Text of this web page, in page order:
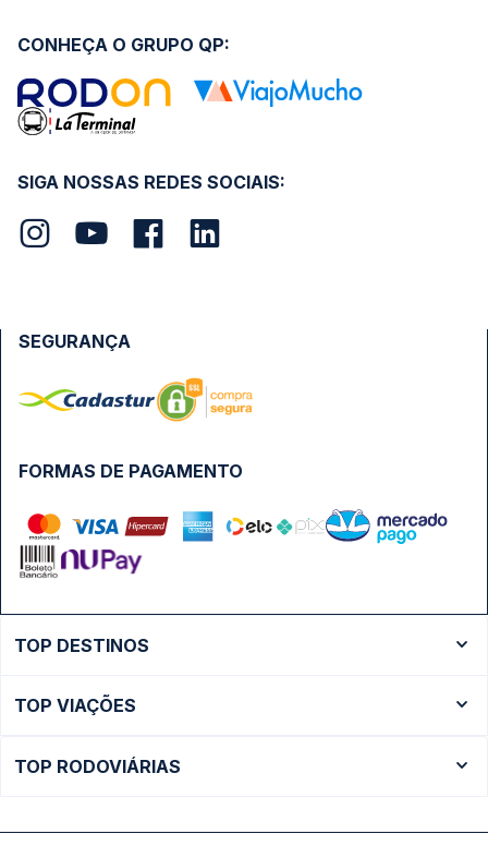
SIGA NOSSAS REDES SOCIAIS:
CONHEÇA O GRUPO QP:
FORMAS DE PAGAMENTO
SEGURANÇA
TOP DESTINOS
Ônibus São Paulo
TOP VIAÇÕES
TOP RODOVIÁRIAS